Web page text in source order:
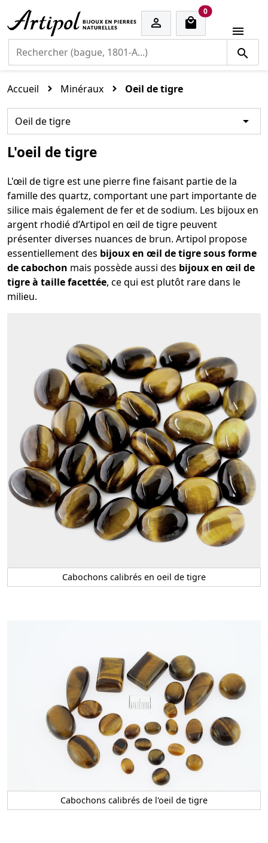

0cart items

Accueil Minéraux Oeil de tigre
Oeil de tigre 
L'oeil de tigre
L'œil de tigre est une pierre fine faisant partie de la
famille des quartz, comportant une part importante de
silice mais également de fer et de sodium. Les bijoux en
argent rhodié d’Artipol en œil de tigre peuvent
présenter diverses nuances de brun. Artipol propose
essentiellement des bijoux en œil de tigre sous forme
de cabochon mais possède aussi des bijoux en œil de
tigre à taille facettée, ce qui est plutôt rare dans le
milieu.
Cabochons calibrés en oeil de tigre
Cabochons calibrés de l'oeil de tigre